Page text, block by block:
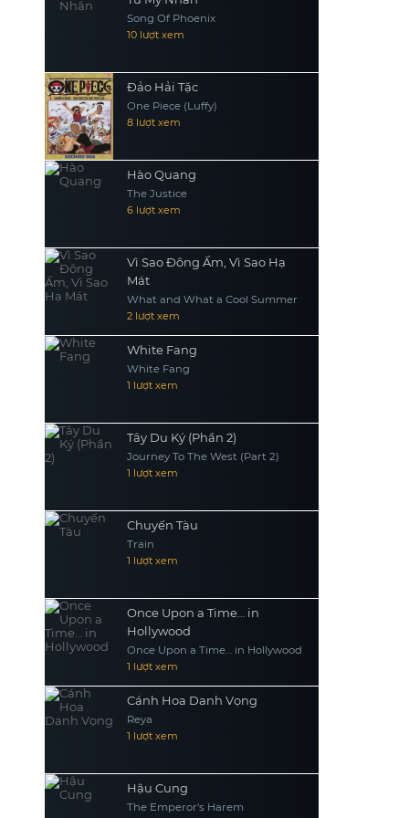
Song Of Phoenix
10 lượt xem
Đảo Hải Tặc
One Piece (Luffy)
8 lượt xem
Hào Quang
The Justice
6 lượt xem
Vì Sao Đông Ấm, Vì Sao Hạ
Mát
What and What a Cool Summer
2 lượt xem
White Fang
White Fang
1 lượt xem
Tây Du Ký (Phần 2)
Journey To The West (Part 2)
1 lượt xem
Chuyến Tàu
Train
1 lượt xem
Once Upon a Time… in
Hollywood
Once Upon a Time… in Hollywood
1 lượt xem
Cánh Hoa Danh Vọng
Reya
1 lượt xem
Hậu Cung
The Emperor's Harem